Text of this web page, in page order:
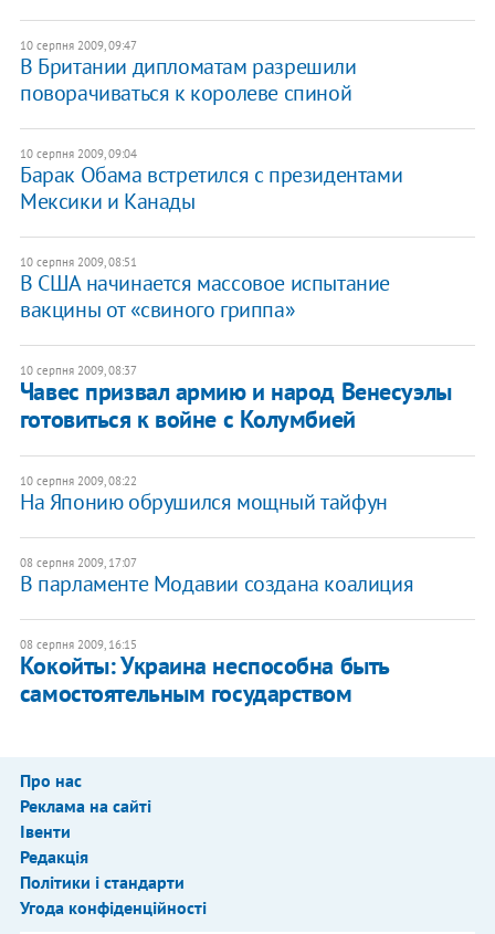
10 серпня 2009, 09:47
В Британии дипломатам разрешили
поворачиваться к королеве спиной
10 серпня 2009, 09:04
Барак Обама встретился с президентами
Мексики и Канады
10 серпня 2009, 08:51
В США начинается массовое испытание
вакцины от «свиного гриппа»
10 серпня 2009, 08:37
Чавес призвал армию и народ Венесуэлы
готовиться к войне с Колумбией
10 серпня 2009, 08:22
На Японию обрушился мощный тайфун
08 серпня 2009, 17:07
В парламенте Модавии создана коалиция
08 серпня 2009, 16:15
Кокойты: Украина неспособна быть
самостоятельным государством
Про нас
Реклама на сайті
Івенти
Редакція
Політики і стандарти
Угода конфіденційності